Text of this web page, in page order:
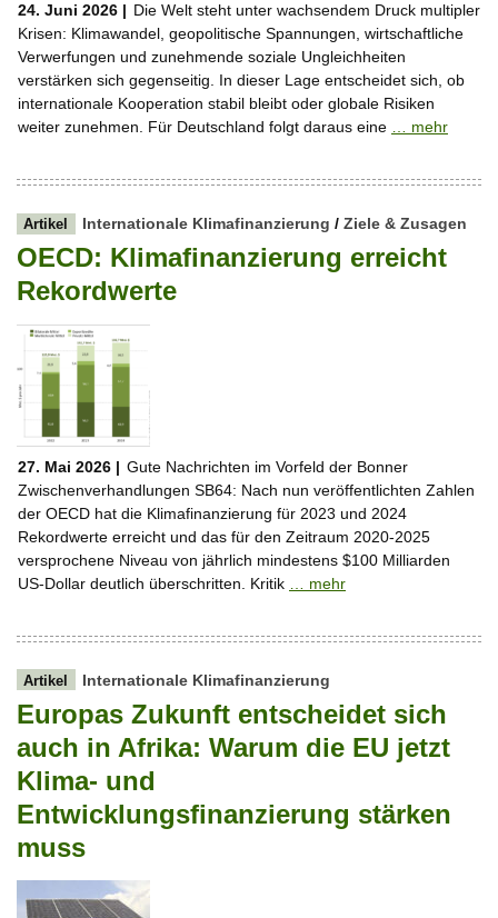
24. Juni 2026 | Die Welt steht unter wachsendem Druck multipler
Krisen: Klimawandel, geopolitische Spannungen, wirtschaftliche
Verwerfungen und zunehmende soziale Ungleichheiten
verstärken sich gegenseitig. In dieser Lage entscheidet sich, ob
internationale Kooperation stabil bleibt oder globale Risiken
weiter zunehmen. Für Deutschland folgt daraus eine … mehr
Artikel Internationale Klimafinanzierung / Ziele & Zusagen
OECD: Klimafinanzierung erreicht
Rekordwerte
27. Mai 2026 | Gute Nachrichten im Vorfeld der Bonner
Zwischenverhandlungen SB64: Nach nun veröffentlichten Zahlen
der OECD hat die Klimafinanzierung für 2023 und 2024
Rekordwerte erreicht und das für den Zeitraum 2020-2025
versprochene Niveau von jährlich mindestens $100 Milliarden
US-Dollar deutlich überschritten. Kritik
… mehr
Artikel Internationale Klimafinanzierung
Europas Zukunft entscheidet sich
auch in Afrika: Warum die EU jetzt
Klima- und
Entwicklungsfinanzierung stärken
muss